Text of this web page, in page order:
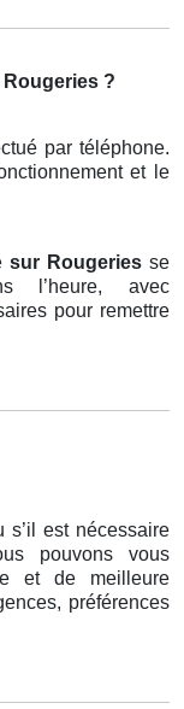
?
par téléphone.
et le
sur Rougeries se
l’heure, avec
pour remettre
s’il est nécessaire
pouvons vous
et de meilleure
préférences